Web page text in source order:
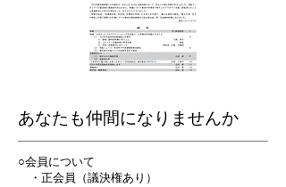
あなたも仲間になりませんか
○会員について
・正会員（議決権あり）